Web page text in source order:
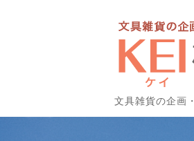
文具雑貨の企画